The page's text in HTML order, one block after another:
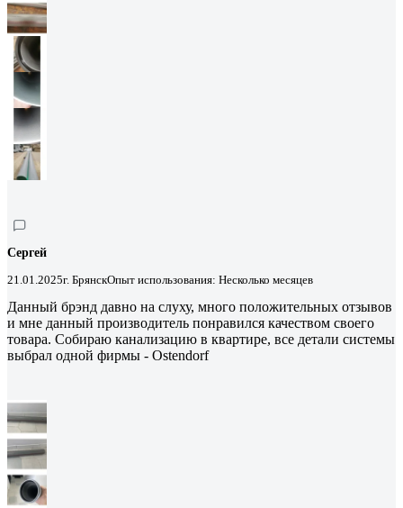
Сергей
21.01.2025г. БрянскОпыт использования: Несколько месяцев
Данный брэнд давно на слуху, много положительных отзывов
и мне данный производитель понравился качеством своего
товара. Собираю канализацию в квартире, все детали системы
выбрал одной фирмы - Ostendorf